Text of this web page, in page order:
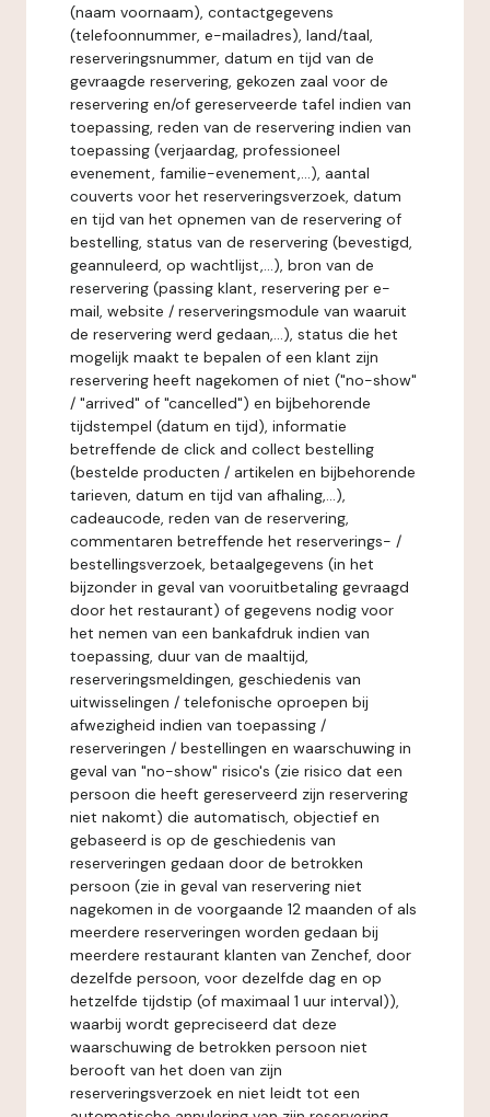
(naam voornaam), contactgegevens
(telefoonnummer, e-mailadres), land/taal,
reserveringsnummer, datum en tijd van de
gevraagde reservering, gekozen zaal voor de
reservering en/of gereserveerde tafel indien van
toepassing, reden van de reservering indien van
toepassing (verjaardag, professioneel
evenement, familie-evenement,...), aantal
couverts voor het reserveringsverzoek, datum
en tijd van het opnemen van de reservering of
bestelling, status van de reservering (bevestigd,
geannuleerd, op wachtlijst,...), bron van de
reservering (passing klant, reservering per e-
mail, website / reserveringsmodule van waaruit
de reservering werd gedaan,...), status die het
mogelijk maakt te bepalen of een klant zijn
reservering heeft nagekomen of niet ("no-show"
/ "arrived" of "cancelled") en bijbehorende
tijdstempel (datum en tijd), informatie
betreffende de click and collect bestelling
(bestelde producten / artikelen en bijbehorende
tarieven, datum en tijd van afhaling,...),
cadeaucode, reden van de reservering,
commentaren betreffende het reserverings- /
bestellingsverzoek, betaalgegevens (in het
bijzonder in geval van vooruitbetaling gevraagd
door het restaurant) of gegevens nodig voor
het nemen van een bankafdruk indien van
toepassing, duur van de maaltijd,
reserveringsmeldingen, geschiedenis van
uitwisselingen / telefonische oproepen bij
afwezigheid indien van toepassing /
reserveringen / bestellingen en waarschuwing in
geval van "no-show" risico's (zie risico dat een
persoon die heeft gereserveerd zijn reservering
niet nakomt) die automatisch, objectief en
gebaseerd is op de geschiedenis van
reserveringen gedaan door de betrokken
persoon (zie in geval van reservering niet
nagekomen in de voorgaande 12 maanden of als
meerdere reserveringen worden gedaan bij
meerdere restaurant klanten van Zenchef, door
dezelfde persoon, voor dezelfde dag en op
hetzelfde tijdstip (of maximaal 1 uur interval)),
waarbij wordt gepreciseerd dat deze
waarschuwing de betrokken persoon niet
berooft van het doen van zijn
reserveringsverzoek en niet leidt tot een